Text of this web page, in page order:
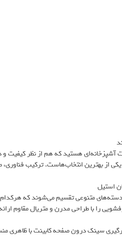
آشپزخانه‌ای هستید که هم از نظر
از بهترین انتخاب‌هاست. ترکیب فناوری،
استیل
متنوعی تقسیم می‌شوند که
را با طراحی مدرن و متریال مقاوم
سینک درون صفحه کابینت با ظاهری